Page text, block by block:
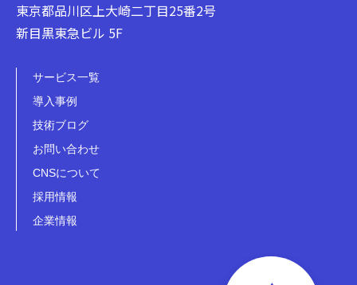
東京都品川区上大崎二丁目25番2号
新目黒東急ビル 5F
サービス一覧
導入事例
技術ブログ
お問い合わせ
CNSについて
採用情報
企業情報